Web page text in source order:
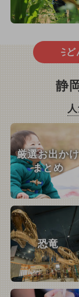
ど
静
厳選お出かけ
まとめ
恐竜